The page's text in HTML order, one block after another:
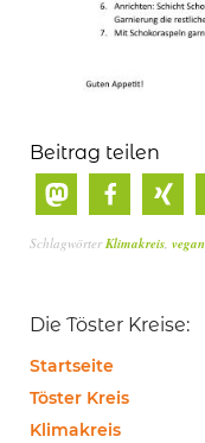
Beitrag teilen
SchlagwörterKlimakreis, vegan
Die Töster Kreise:
Startseite
Töster Kreis
Klimakreis